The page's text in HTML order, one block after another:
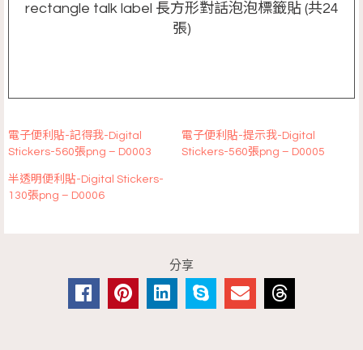
rectangle talk label 長方形對話泡泡標籤貼 (共24
張)
電子便利貼-記得我-Digital
Stickers-560張png – D0003
電子便利貼-提示我-Digital
Stickers-560張png – D0005
半透明便利貼-Digital Stickers-
130張png – D0006
分享